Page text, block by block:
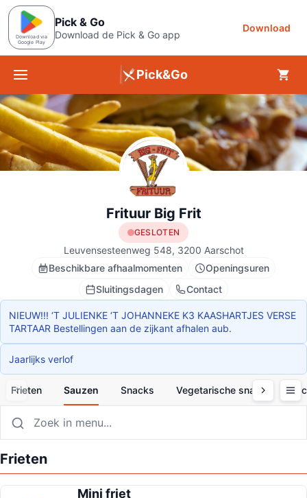
Download via
Google Play
Pick & Go
Download de Pick & Go app
Download
Menu Pick&Go
Frituur Big Frit
GESLOTEN
Leuvensesteenweg 548, 3200 Aarschot
Beschikbare afhaalmomenten
Openingsuren
Sluitingsdagen
Contact
NIEUW!!! ‘T JULIENKE ‘T JOHANNEKE K3 KAASHARTJES VERSE
TARTAAR Bestellingen aan de zijkant afhalen aub.
Jaarlijks verlof
Frieten Sauzen Snacks Vegetarische snacks
Frieten
Mini friet